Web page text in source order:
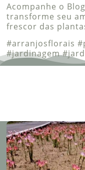
Acompanhe o
transforme seu
frescor das
#arranjosflorais
#jardinagem